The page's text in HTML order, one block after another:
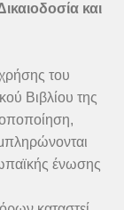
και
του
Βιβλίου της
ένωσης